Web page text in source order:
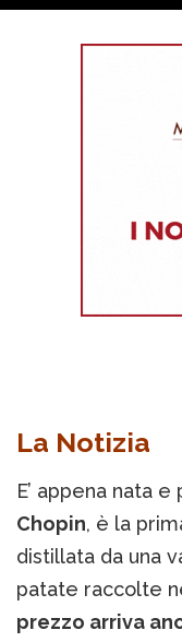
La Notizia
E’ appena nata
Chopin, è la
distillata da una
patate raccolte
prezzo arriva